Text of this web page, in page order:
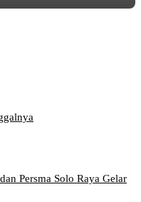
Persma Solo Raya Gelar